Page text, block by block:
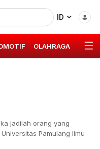
ID
OLAHRAGA GAYA
jadilah orang yang
Pamulang Ilmu